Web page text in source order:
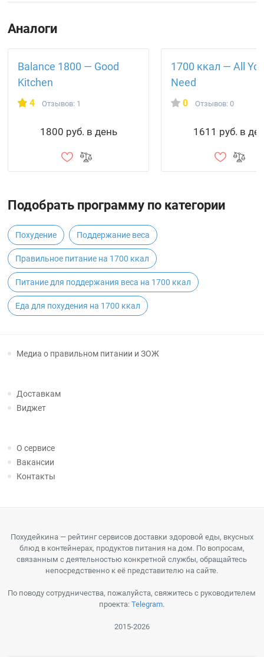
Аналоги
Balance 1800 — Good
Kitchen
4 Отзывов: 1
1800 руб. в день
1700 ккал — All
Need
0 Отзывов: 0
1611 руб. в
Подобрать программу по категории
Похудение Поддержание веса
Правильное питание на 1700 ккал
Питание для поддержания веса на 1700 ккал
Еда для похудения на 1700 ккал
Медиа о правильном питании и ЗОЖ
Доставкам
Виджет
О сервисе
Вакансии
Контакты
Похудейкина — рейтинг сервисов доставки здоровой еды, вкусных
блюд в контейнерах, продуктов питания на дом. По вопросам,
связанным с деятельностью конкретной службы, обращайтесь
непосредственно к её представителю на сайте.
По поводу сотрудничества, пожалуйста, свяжитесь с руководителем
проекта:Telegram.
2015-2026